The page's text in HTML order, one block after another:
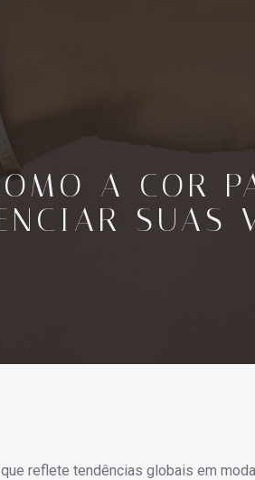
A COR
SUAS
reflete tendências globais em